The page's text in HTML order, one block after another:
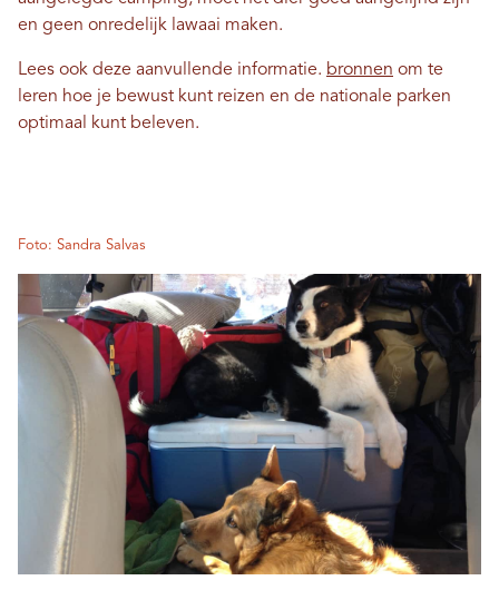
en geen onredelijk lawaai maken.
Lees ook deze aanvullende informatie. bronnen om te
leren hoe je bewust kunt reizen en de nationale parken
optimaal kunt beleven.
Foto: Sandra Salvas